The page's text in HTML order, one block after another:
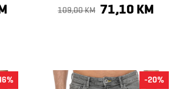
109,00 KM 71,10 KM
-20%